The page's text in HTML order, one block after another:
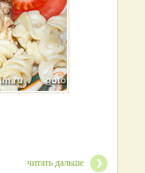
читать дальше